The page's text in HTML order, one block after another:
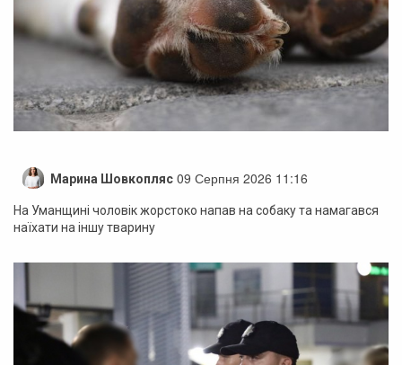
Марина Шовкопляс 09 Серпня 2026 11:16
На Уманщині чоловік жорстоко напав на собаку та намагався
наїхати на іншу тварину